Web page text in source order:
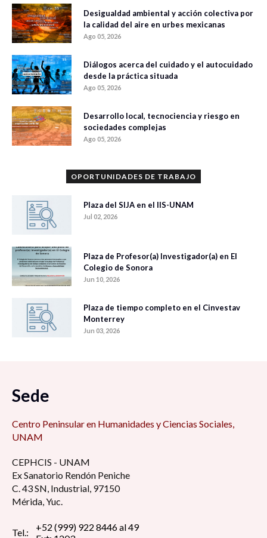
Desigualdad ambiental y acción colectiva por
la calidad del aire en urbes mexicanas
Ago 05, 2026
Diálogos acerca del cuidado y el autocuidado
desde la práctica situada
Ago 05, 2026
Desarrollo local, tecnociencia y riesgo en
sociedades complejas
Ago 05, 2026
OPORTUNIDADES DE TRABAJO
Plaza del SIJA en el IIS-UNAM
Jul 02, 2026
Plaza de Profesor(a) Investigador(a) en El
Colegio de Sonora
Jun 10, 2026
Plaza de tiempo completo en el Cinvestav
Monterrey
Jun 03, 2026
Sede
Centro Peninsular en Humanidades y Ciencias Sociales,
UNAM
CEPHCIS - UNAM
Ex Sanatorio Rendón Peniche
C. 43 SN, Industrial, 97150
Mérida, Yuc.
Tel.:
+52 (999) 922 8446 al 49